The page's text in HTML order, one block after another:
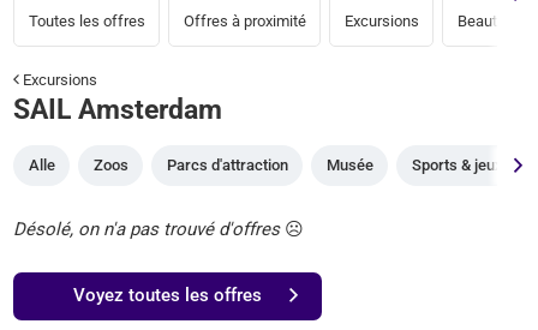
Toutes les offres Offres à proximité Excursions Beauté &
Excursions
SAIL Amsterdam
Alle Zoos Parcs d'attraction Musée Sports & jeux
Désolé, on n'a pas trouvé d'offres☹️
Voyez toutes les offres